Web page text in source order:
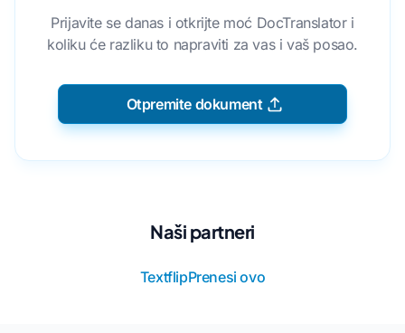
Prijavite se danas i otkrijte moć DocTranslator i
koliku će razliku to napraviti za vas i vaš posao.
Otpremite dokument
Naši partneri
TextflipPrenesi ovo